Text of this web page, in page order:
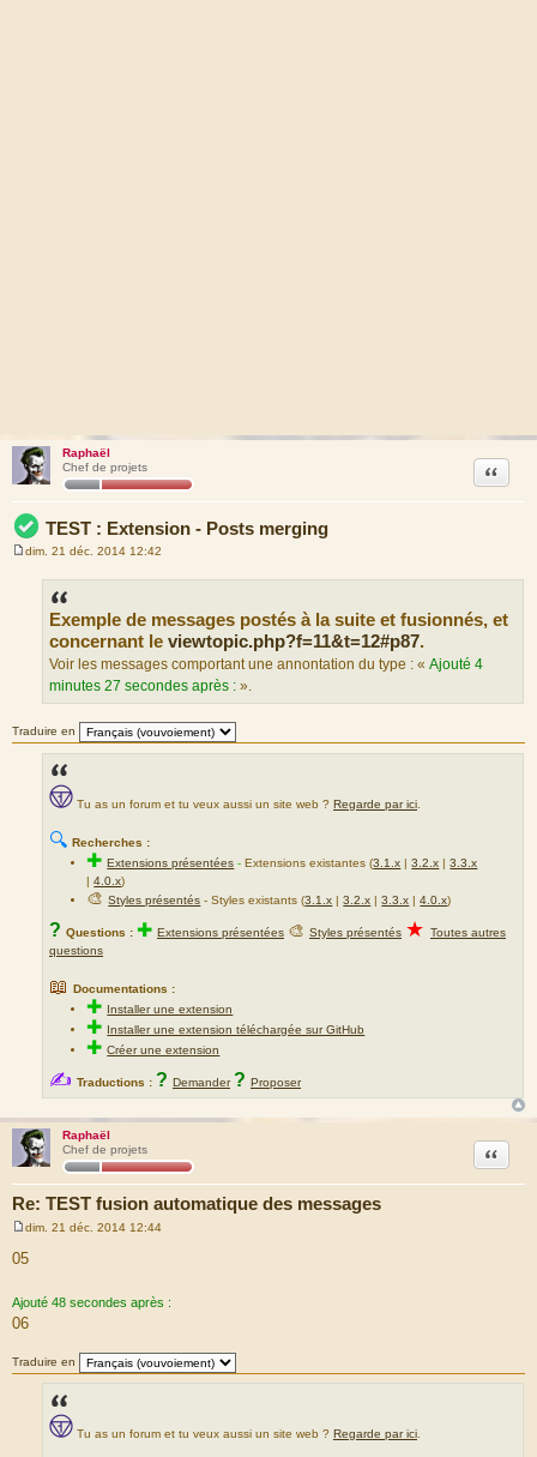
Raphaël
Chef de projets
TEST : Extension - Posts merging
Citation
dim. 21 déc. 2014 12:42
Exemple de messages postés à la suite et fusionnés, et
concernant le viewtopic.php?f=11&t=12#p87.
Voir les messages comportant une annontation du type : « Ajouté 4
minutes 27 secondes après : ».
Traduire en
Tu as un forum et tu veux aussi un site web ? Regarde par ici
🔍 Recherches :
✚Extensions présentées -Extensions existantes (3.1.x |3.2.x |3.3.x
|4.0.x)
🎨Styles présentés - Styles existants (3.1.x |3.2.x |3.3.x |4.0.x)
? Questions : ✚ Extensions présentées 🎨 Styles présentés ★ Toutes autres
questions
📖 Documentations :
✚ Installer une extension
✚ Installer une extension téléchargée sur GitHub
✚Créer une extension
✍ Traductions : ? Demander ? Proposer
Raphaël
Chef de projets
Re: TEST fusion automatique des messages
Citation
e
s
g
e
dim. 21 déc. 2014 12:44
05
Ajouté 48 secondes après :
06
Traduire en
Tu as un forum et tu veux aussi un site web ? Regarde par ici.